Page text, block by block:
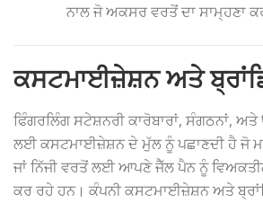
ਨਾਲ ਜੋ ਅਕਸਰ ਵਰਤੋਂ ਦਾ ਸਾਮ੍ਹਣਾ
ਕਸਟਮਾਈਜ਼ੇਸ਼ਨ ਅਤੇ
ਫਿੰਗਰਲਿੰਗ ਸਟੇਸ਼ਨਰੀ ਕਾਰੋਬਾਰਾਂ, ਸੰਗਠਨਾਂ,
ਲਈ ਕਸਟਮਾਈਜ਼ੇਸ਼ਨ ਦੇ ਮੁੱਲ ਨੂੰ ਪਛਾਣਦੀ ਹੈ ਜੋ
ਜਾਂ ਨਿੱਜੀ ਵਰਤੋਂ ਲਈ ਆਪਣੇ ਜੈੱਲ ਪੈਨ ਨੂੰ
ਕਰ ਰਹੇ ਹਨ। ਕੰਪਨੀ ਕਸਟਮਾਈਜ਼ੇਸ਼ਨ ਅਤੇ